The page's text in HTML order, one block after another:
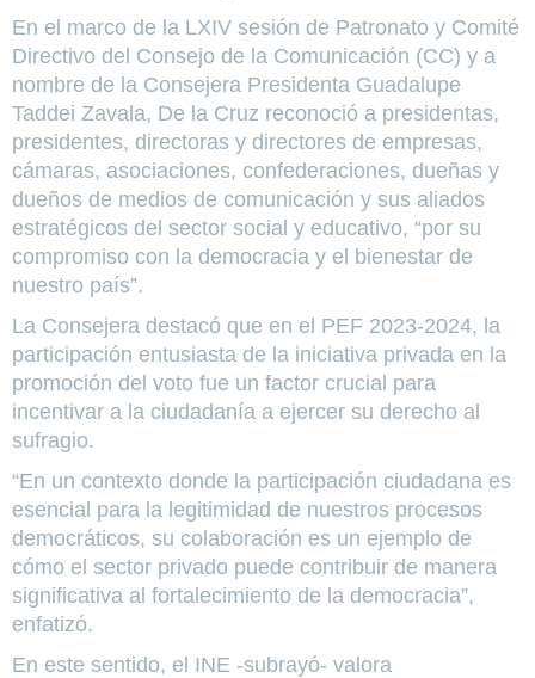
En el marco de la LXIV sesión de Patronato y Comité
Directivo del Consejo de la Comunicación (CC) y a
nombre de la Consejera Presidenta Guadalupe
Taddei Zavala, De la Cruz reconoció a presidentas,
presidentes, directoras y directores de empresas,
cámaras, asociaciones, confederaciones, dueñas y
dueños de medios de comunicación y sus aliados
estratégicos del sector social y educativo, “por su
compromiso con la democracia y el bienestar de
nuestro país”.
La Consejera destacó que en el PEF 2023-2024, la
participación entusiasta de la iniciativa privada en la
promoción del voto fue un factor crucial para
incentivar a la ciudadanía a ejercer su derecho al
sufragio.
“En un contexto donde la participación ciudadana es
esencial para la legitimidad de nuestros procesos
democráticos, su colaboración es un ejemplo de
cómo el sector privado puede contribuir de manera
significativa al fortalecimiento de la democracia”,
enfatizó.
En este sentido, el INE -subrayó- valora